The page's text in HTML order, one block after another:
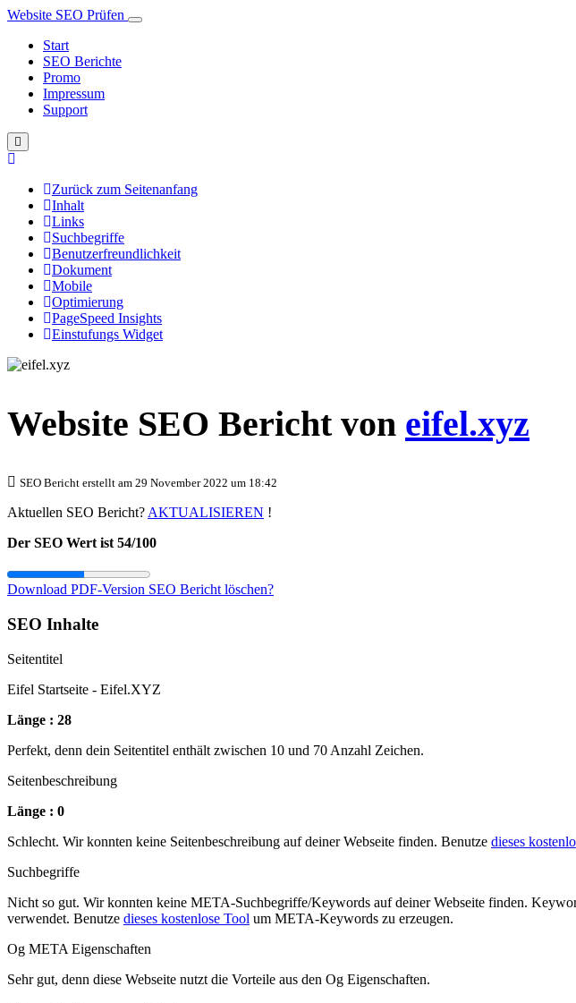
Website SEO Prüfen
Start
SEO Berichte
Promo
Impressum
Support
Zurück zum Seitenanfang
Inhalt
Links
Suchbegriffe
Benutzerfreundlichkeit
Dokument
Mobile
Optimierung
PageSpeed Insights
Einstufungs Widget
Website SEO Bericht von eifel.xyz
SEO Bericht erstellt am 29 November 2022 um 18:42
Aktuellen SEO Bericht? AKTUALISIEREN !
Der SEO Wert ist 54/100
Download PDF-Version SEO Bericht löschen?
SEO Inhalte
Seitentitel
Eifel Startseite - Eifel.XYZ
Länge : 28
Perfekt, denn dein Seitentitel enthält zwischen 10 und 70 Anzahl Zeichen.
Seitenbeschreibung
Länge : 0
Schlecht. Wir konnten keine Seitenbeschreibung auf deiner Webseite finden. Benutze dieses
Suchbegriffe
Nicht so gut. Wir konnten keine META-Suchbegriffe/Keywords auf deiner Webseite finden.
verwendet. Benutze dieses kostenlose Tool um META-Keywords zu erzeugen.
Og META Eigenschaften
Sehr gut, denn diese Webseite nutzt die Vorteile aus den Og Eigenschaften.